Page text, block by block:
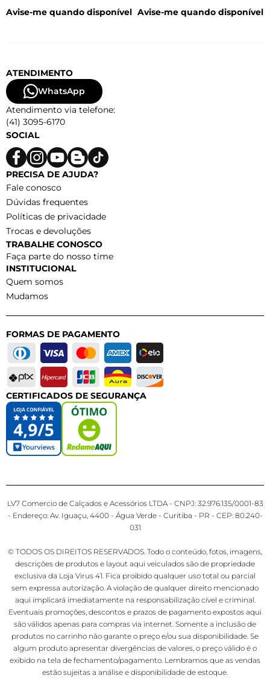
Avise-me quando disponível Avise-me quando disponível
ATENDIMENTO
WhatsApp
Atendimento via telefone:
(41) 3095-6170
SOCIAL
PRECISA DE AJUDA?
Fale conosco
Dúvidas frequentes
Políticas de privacidade
Trocas e devoluções
TRABALHE CONOSCO
Faça parte do nosso time
INSTITUCIONAL
Quem somos
Mudamos
FORMAS DE PAGAMENTO
CERTIFICADOS DE SEGURANÇA
LV7 Comercio de Calçados e Acessórios LTDA - CNPJ: 32.976.135/0001-83
- Endereço: Av. Iguaçu, 4400 - Água Verde - Curitiba - PR - CEP: 80.240-
031
© TODOS OS DIREITOS RESERVADOS. Todo o conteúdo, fotos, imagens,
descrições de produtos e layout aqui veiculados são de propriedade
exclusiva da Loja Virus 41. Fica proibido qualquer uso total ou parcial
sem expressa autorização. A violação de qualquer direito mencionado
aqui implicará imediatamente na responsabilização cível e criminal.
Eventuais promoções, descontos e prazos de pagamento expostos aqui
são válidos apenas para compras via internet. Somente a inclusão de
produtos no carrinho não garante o preço e/ou sua disponibilidade. Se
algum produto apresentar divergências de valores, o preço válido é o
exibido na tela de fechamento/pagamento. Lembramos que as vendas
estão sujeitas a análise e disponibilidade de estoque.